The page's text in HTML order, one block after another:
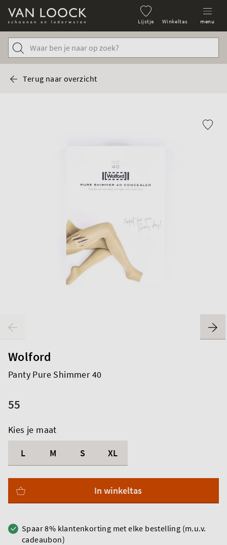
Lijstje Winkeltas menu
Terug naar overzicht
Wolford
Panty Pure Shimmer 40
55
Kies je maat
L
M S XL
In winkeltas
Spaar 8% klantenkorting met elke bestelling (m.u.v.
cadeaubon)